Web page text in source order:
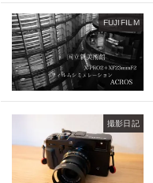
FUJIFILM
撮影日記